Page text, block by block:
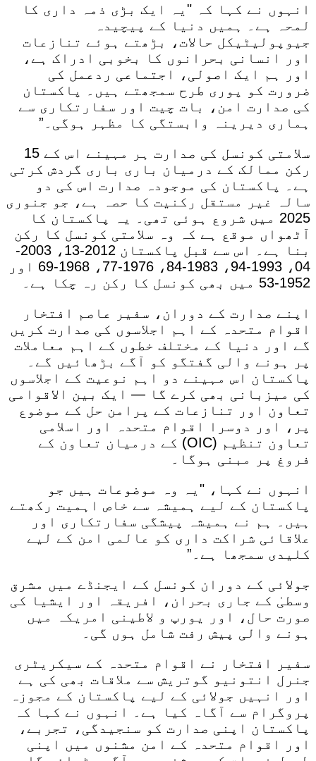
انہوں نے کہا کہ "یہ ایک بڑی ذمہ داری کا
لمحہ ہے۔ ہمیں دنیا کے پیچیدہ
جیوپولیٹیکل حالات، بڑھتے ہوئے تنازعات
اور انسانی بحرانوں کا بخوبی ادراک ہے،
اور ہم ایک اصولی، اجتماعی ردعمل کی
ضرورت کو پوری طرح سمجھتے ہیں۔ پاکستان
کی صدارت امن، بات چیت اور سفارتکاری سے
ہماری دیرینہ وابستگی کا مظہر ہوگی۔”
سلامتی کونسل کی صدارت ہر مہینے اس کے 15
رکن ممالک کے درمیان باری باری گردش کرتی
ہے۔ پاکستان کی موجودہ صدارت اس کی دو
سالہ غیر مستقل رکنیت کا حصہ ہے، جو جنوری
2025 میں شروع ہوئی تھی۔ یہ پاکستان کا
آٹھواں موقع ہے کہ وہ سلامتی کونسل کا رکن
بنا ہے۔ اس سے قبل پاکستان 2012-13، 2003-
04، 1993-94، 1983-84، 1976-77، 1968-69 اور
1952-53 میں بھی کونسل کا رکن رہ چکا ہے۔
اپنے صدارت کے دوران، سفیر عاصم افتخار
اقوام متحدہ کے اہم اجلاسوں کی صدارت کریں
گے اور دنیا کے مختلف خطوں کے اہم معاملات
پر ہونے والی گفتگو کو آگے بڑھائیں گے۔
پاکستان اس مہینے دو اہم نوعیت کے اجلاسوں
کی میزبانی بھی کرے گا — ایک بین الاقوامی
تعاون اور تنازعات کے پرامن حل کے موضوع
پر، اور دوسرا اقوام متحدہ اور اسلامی
تعاون تنظیم (OIC) کے درمیان تعاون کے
فروغ پر مبنی ہوگا۔
انہوں نے کہا، "یہ وہ موضوعات ہیں جو
پاکستان کے لیے ہمیشہ سے خاص اہمیت رکھتے
ہیں۔ ہم نے ہمیشہ پیشگی سفارتکاری اور
علاقائی شراکت داری کو عالمی امن کے لیے
کلیدی سمجھا ہے۔”
جولائی کے دوران کونسل کے ایجنڈے میں مشرق
وسطیٰ کے جاری بحران، افریقہ اور ایشیا کی
صورت حال، اور یورپ و لاطینی امریکہ میں
ہونے والی پیش رفت شامل ہوں گی۔
سفیر افتخار نے اقوام متحدہ کے سیکریٹری
جنرل انتونیو گوتریش سے ملاقات بھی کی ہے
اور انہیں جولائی کے لیے پاکستان کے مجوزہ
پروگرام سے آگاہ کیا ہے۔ انہوں نے کہا کہ
پاکستان اپنی صدارت کو سنجیدگی، تجربے،
اور اقوام متحدہ کے امن مشنوں میں اپنی